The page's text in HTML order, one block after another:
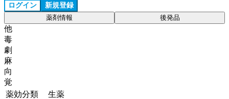
ログイン 新規登録
薬剤情報 後発品
他
毒
劇
麻
向
覚
薬効分類
生薬